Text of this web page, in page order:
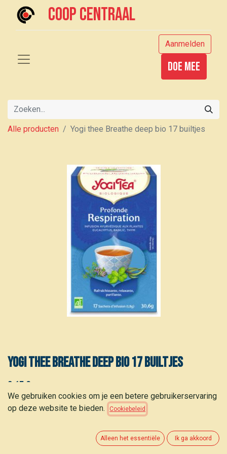
Coop centraal
Aanmelden
Doe mee
Alle producten Yogi thee Breathe deep bio 17 builtjes
Yogi thee Breathe deep bio 17 builtjes
3,15 €
TOEVOEGEN AAN WINKELMANDJE
We gebruiken cookies om je een betere gebruikerservaring
op deze website te bieden.
Cookiebeleid
Alleen het essentiële Ik ga akkoord